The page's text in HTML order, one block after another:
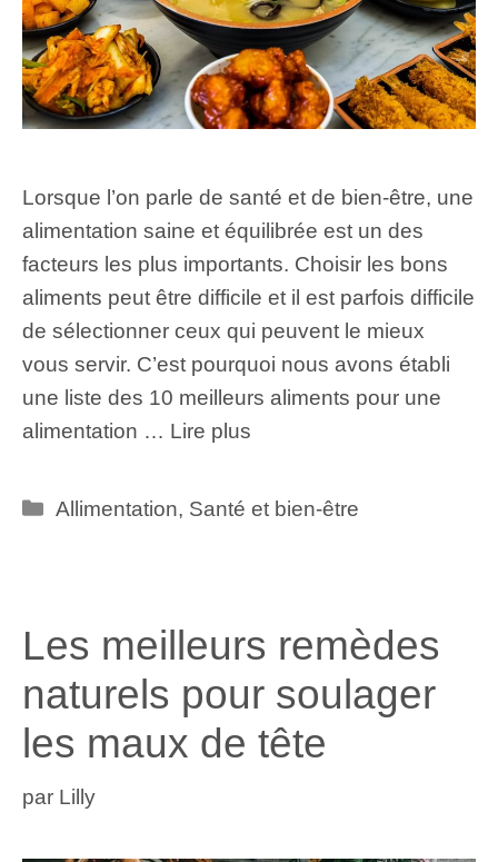
Lorsque l’on parle de santé et de bien-être, une
alimentation saine et équilibrée est un des
facteurs les plus importants. Choisir les bons
aliments peut être difficile et il est parfois difficile
de sélectionner ceux qui peuvent le mieux
vous servir. C’est pourquoi nous avons établi
une liste des 10 meilleurs aliments pour une
alimentation … Lire plus
Catégories
Allimentation, Santé et bien-être
Les meilleurs remèdes
naturels pour soulager
les maux de tête
par Lilly